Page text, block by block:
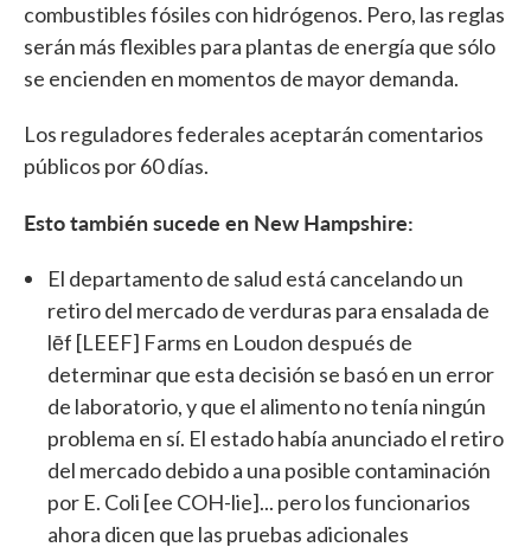
combustibles fósiles con hidrógenos. Pero, las reglas
serán más flexibles para plantas de energía que sólo
se encienden en momentos de mayor demanda.
Los reguladores federales aceptarán comentarios
públicos por 60 días.
Esto también sucede en New Hampshire:
El departamento de salud está cancelando un
retiro del mercado de verduras para ensalada de
lēf [LEEF] Farms en Loudon después de
determinar que esta decisión se basó en un error
de laboratorio, y que el alimento no tenía ningún
problema en sí. El estado había anunciado el retiro
del mercado debido a una posible contaminación
por E. Coli [ee COH-lie]... pero los funcionarios
ahora dicen que las pruebas adicionales